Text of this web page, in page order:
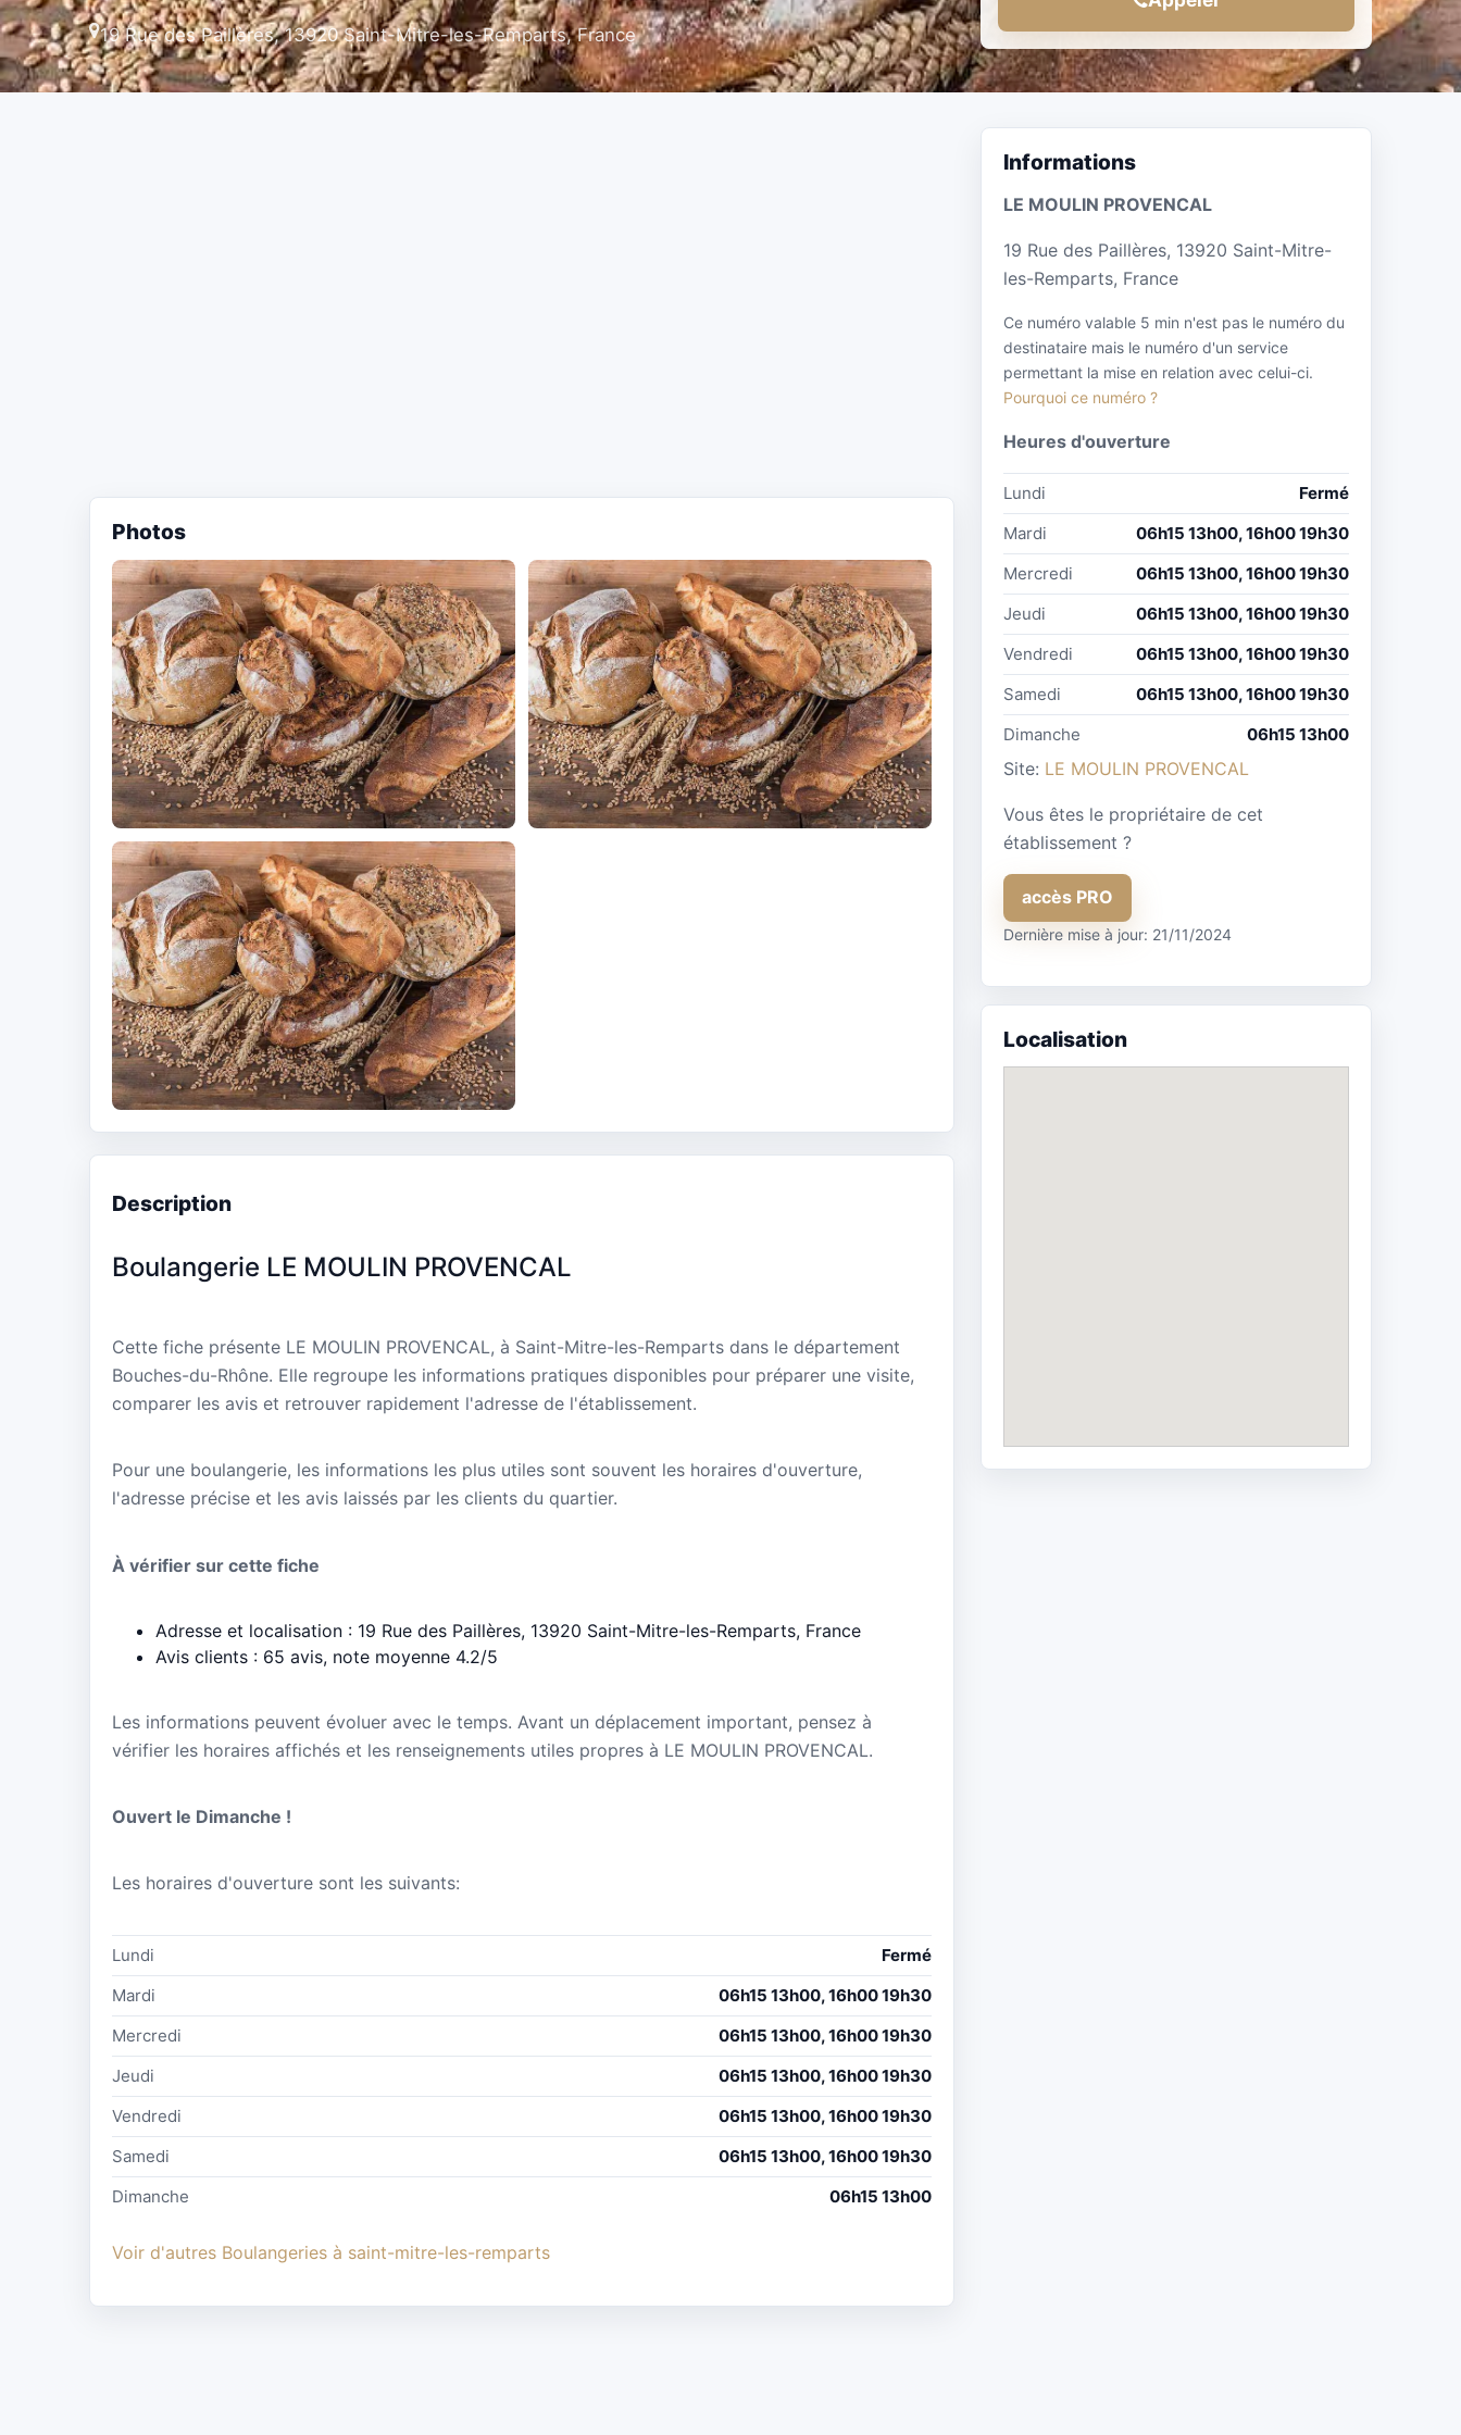
19 Rue des Paillères, 13920 Saint-Mitre-les-Remparts, France
Photos
Description
Boulangerie LE MOULIN PROVENCAL
Cette fiche présente LE MOULIN PROVENCAL, à Saint-Mitre-les-Remparts dans le département
Bouches-du-Rhône. Elle regroupe les informations pratiques disponibles pour préparer une visite,
comparer les avis et retrouver rapidement l'adresse de l'établissement.
Pour une boulangerie, les informations les plus utiles sont souvent les horaires d'ouverture,
l'adresse précise et les avis laissés par les clients du quartier.
À vérifier sur cette fiche
Adresse et localisation : 19 Rue des Paillères, 13920 Saint-Mitre-les-Remparts, France
Avis clients : 65 avis, note moyenne 4.2/5
Les informations peuvent évoluer avec le temps. Avant un déplacement important, pensez à
vérifier les horaires affichés et les renseignements utiles propres à LE MOULIN PROVENCAL.
Ouvert le Dimanche !
Les horaires d'ouverture sont les suivants:
Lundi
Fermé
Mardi
06h15 13h00, 16h00 19h30
Mercredi
06h15 13h00, 16h00 19h30
Jeudi
06h15 13h00, 16h00 19h30
Vendredi
06h15 13h00, 16h00 19h30
Samedi
06h15 13h00, 16h00 19h30
Dimanche
06h15 13h00
Voir d'autres Boulangeries à saint-mitre-les-remparts
Informations
LE MOULIN PROVENCAL
19 Rue des Paillères, 13920 Saint-Mitre-
les-Remparts, France
Ce numéro valable 5 min n'est pas le numéro du
destinataire mais le numéro d'un service
permettant la mise en relation avec celui-ci.
Pourquoi ce numéro ?
Heures d'ouverture
Lundi
Fermé
Mardi
06h15 13h00, 16h00 19h30
Mercredi
06h15 13h00, 16h00 19h30
Jeudi
06h15 13h00, 16h00 19h30
Vendredi
06h15 13h00, 16h00 19h30
Samedi
06h15 13h00, 16h00 19h30
Dimanche
06h15 13h00
Site: LE MOULIN PROVENCAL
Vous êtes le propriétaire de cet
établissement ?
accès PRO
Dernière mise à jour: 21/11/2024
Localisation